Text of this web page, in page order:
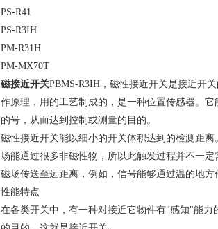
PS-R41
PS-R3IH
PM-R31H
PM-MX70T
磁接近开关PBMS-R3IH，磁性接近开关是接近开
作原理，用的工艺制成的，是一种位置传感器。
的号，从而达到控制或测量的目的。
磁性接近开关能以细小的开关体积达到的检测距
场能通过很多非磁性物，所以此触发过程并不一
磁场传送至远距离，例如，信号能够通过温的地方
性能特点
在各类开关中，有一种对接近它物件有"感知"能